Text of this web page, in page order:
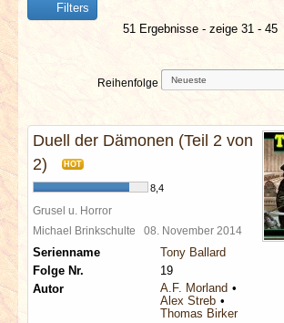
BERICHTE
SPECIALS
REDAKTION
LINKS
Filters
51 Ergebnisse - zeige 31 - 45
Reihenfolge
Duell der Dämonen (Teil 2 von
2)
HOT
8,4
Grusel u. Horror
Michael Brinkschulte 08. November 2014
Serienname
Tony Ballard
Folge Nr.
19
Autor
A.F. Morland
Alex Streb
Thomas Birker